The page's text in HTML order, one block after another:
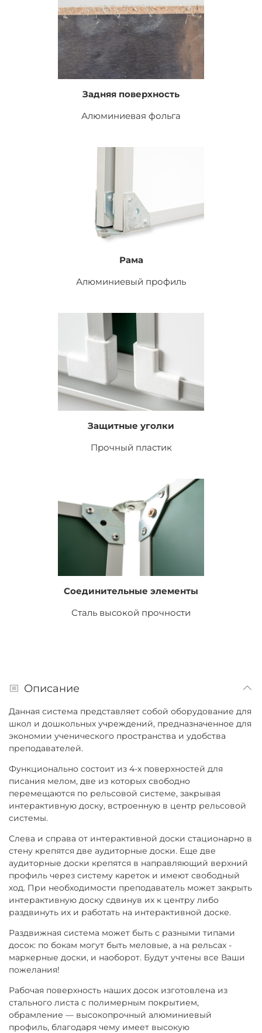
Задняя поверхность
Алюминиевая фольга
Рама
Алюминиевый профиль
Защитные уголки
Прочный пластик
Соединительные элементы
Сталь высокой прочности
Описание
Данная система представляет собой оборудование для
школ и дошкольных учреждений, предназначенное для
экономии ученического пространства и удобства
преподавателей.
Функционально состоит из 4-х поверхностей для
писания мелом, две из которых свободно
перемещаются по рельсовой системе, закрывая
интерактивную доску, встроенную в центр рельсовой
системы.
Слева и справа от интерактивной доски стационарно в
стену крепятся две аудиторные доски. Еще две
аудиторные доски крепятся в направляющий верхний
профиль через систему кареток и имеют свободный
ход. При необходимости преподаватель может закрыть
интерактивную доску сдвинув их к центру либо
раздвинуть их и работать на интерактивной доске.
Раздвижная система может быть с разными типами
досок: по бокам могут быть меловые, а на рельсах -
маркерные доски, и наоборот. Будут учтены все Ваши
пожелания!
Рабочая поверхность наших досок изготовлена из
стального листа с полимерным покрытием,
обрамление — высокопрочный алюминиевый
профиль, благодаря чему имеет высокую